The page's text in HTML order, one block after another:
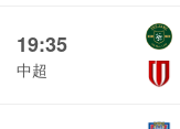
19:35
中超